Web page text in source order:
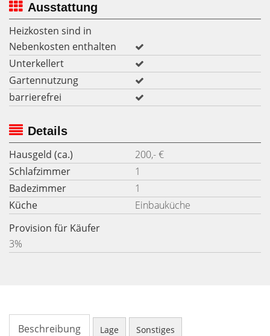
Ausstattung
Heizkosten sind in
Nebenkosten enthalten
Unterkellert
Gartennutzung
barrierefrei
Details
Hausgeld (ca.)
200,- €
Schlafzimmer
1
Badezimmer
1
Küche
Einbauküche
Provision für Käufer
3%
Beschreibung Lage Sonstiges